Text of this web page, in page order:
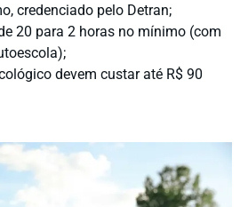
credenciado pelo Detran;
20 para 2 horas no mínimo (com
devem custar até R$ 90